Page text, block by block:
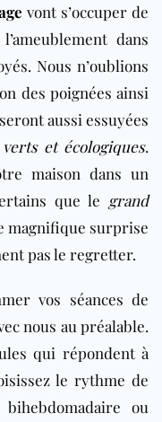
vont s’occuper de
dans
Nous n’oublions
des poignées ainsi
aussi essuyées
et écologiques.
maison dans un
que le grand
magnifique surprise
pas le regretter.
vos séances de
nous au préalable.
qui répondent à
le rythme de
ou